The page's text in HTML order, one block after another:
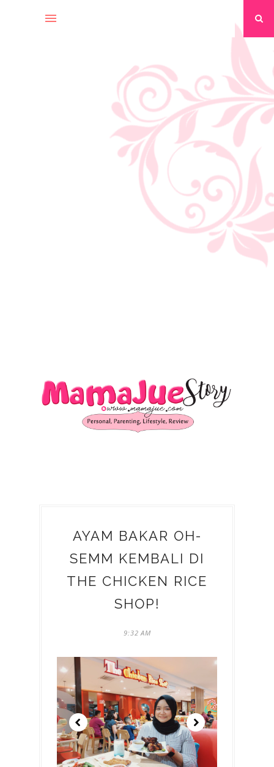
AYAM BAKAR OH-
SEMM KEMBALI DI
THE CHICKEN RICE
SHOP!
9:32 AM